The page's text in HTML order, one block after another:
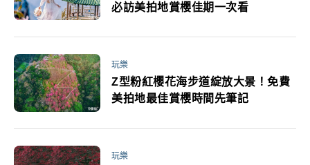
必訪美拍地賞櫻佳期一次看
玩樂
Z型粉紅櫻花海步道綻放大景！免費
美拍地最佳賞櫻時間先筆記
玩樂